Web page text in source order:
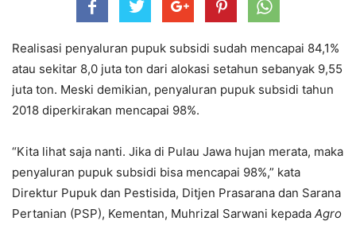
Realisasi penyaluran pupuk subsidi sudah mencapai 84,1%
atau sekitar 8,0 juta ton dari alokasi setahun sebanyak 9,55
juta ton. Meski demikian, penyaluran pupuk subsidi tahun
2018 diperkirakan mencapai 98%.
“Kita lihat saja nanti. Jika di Pulau Jawa hujan merata, maka
penyaluran pupuk subsidi bisa mencapai 98%,” kata
Direktur Pupuk dan Pestisida, Ditjen Prasarana dan Sarana
Pertanian (PSP), Kementan, Muhrizal Sarwani kepada Agro